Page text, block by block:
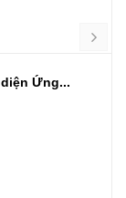
Ứng...